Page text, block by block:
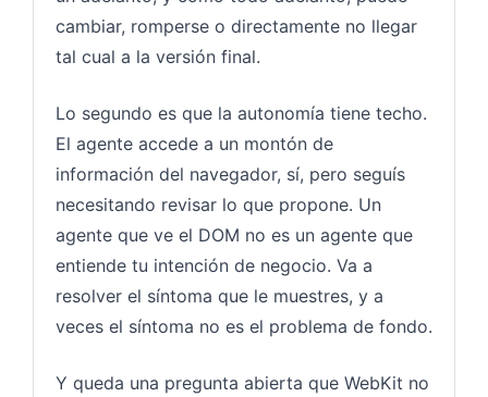
cambiar, romperse o directamente no llegar
tal cual a la versión final.
Lo segundo es que la autonomía tiene techo.
El agente accede a un montón de
información del navegador, sí, pero seguís
necesitando revisar lo que propone. Un
agente que ve el DOM no es un agente que
entiende tu intención de negocio. Va a
resolver el síntoma que le muestres, y a
veces el síntoma no es el problema de fondo.
Y queda una pregunta abierta que WebKit no